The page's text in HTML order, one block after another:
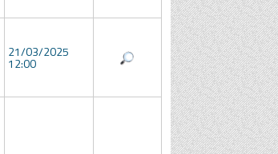
21/03/2025
12:00